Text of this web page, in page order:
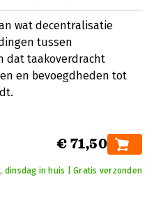
wat decentralisatie
tussen
dat taakoverdracht
en bevoegdheden tot
€ 71,50
dinsdag in huis | Gratis verzonden